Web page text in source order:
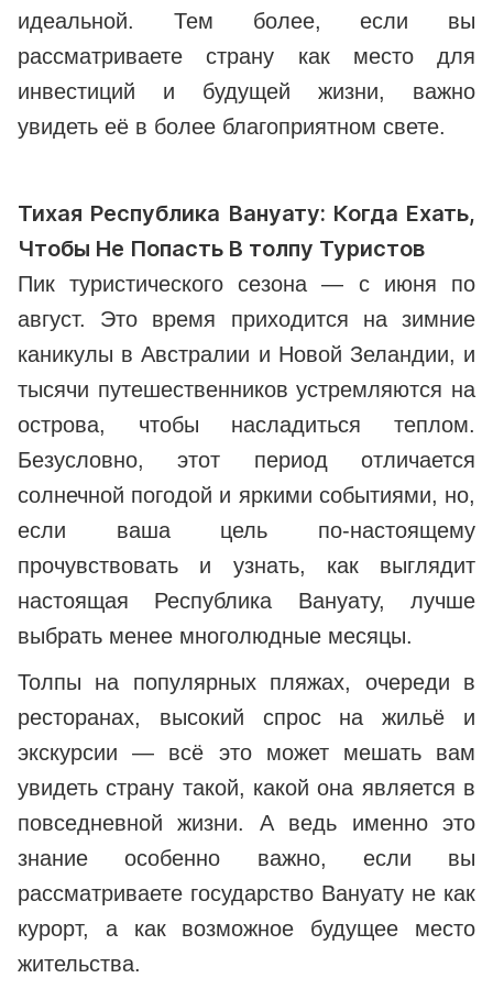
идеальной. Тем более, если вы
рассматриваете страну как место для
инвестиций и будущей жизни, важно
увидеть её в более благоприятном свете.
Тихая Республика Вануату: Когда Ехать,
Чтобы Не Попасть В толпу Туристов
Пик туристического сезона — с июня по
август. Это время приходится на зимние
каникулы в Австралии и Новой Зеландии, и
тысячи путешественников устремляются на
острова, чтобы насладиться теплом.
Безусловно, этот период отличается
солнечной погодой и яркими событиями, но,
если ваша цель по-настоящему
прочувствовать и узнать, как выглядит
настоящая Республика Вануату, лучше
выбрать менее многолюдные месяцы.
Толпы на популярных пляжах, очереди в
ресторанах, высокий спрос на жильё и
экскурсии — всё это может мешать вам
увидеть страну такой, какой она является в
повседневной жизни. А ведь именно это
знание особенно важно, если вы
рассматриваете государство Вануату не как
курорт, а как возможное будущее место
жительства.